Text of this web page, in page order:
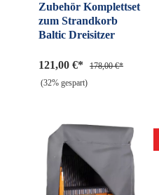
Zubehör Komplettset
zum Strandkorb
Baltic Dreisitzer
121,00 €*
178,00 €*
(32% gespart)